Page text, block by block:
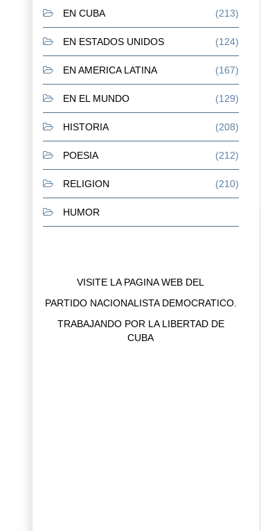
EN CUBA (213)
EN ESTADOS UNIDOS (124)
EN AMERICA LATINA (167)
EN EL MUNDO (129)
HISTORIA (208)
POESIA (212)
RELIGION (210)
HUMOR
VISITE LA PAGINA WEB DEL
PARTIDO NACIONALISTA DEMOCRATICO.
TRABAJANDO POR LA LIBERTAD DE
CUBA